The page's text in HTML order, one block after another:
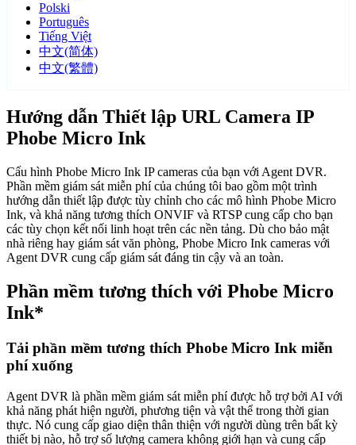
Polski
Português
Tiếng Việt
中文(简体)
中文(繁體)
Hướng dẫn Thiết lập URL Camera IP
Phobe Micro Ink
Cấu hình Phobe Micro Ink IP cameras của bạn với Agent DVR.
Phần mềm giám sát miễn phí của chúng tôi bao gồm một trình
hướng dẫn thiết lập được tùy chỉnh cho các mô hình Phobe Micro
Ink, và khả năng tương thích ONVIF và RTSP cung cấp cho bạn
các tùy chọn kết nối linh hoạt trên các nền tảng. Dù cho bảo mật
nhà riêng hay giám sát văn phòng, Phobe Micro Ink cameras với
Agent DVR cung cấp giám sát đáng tin cậy và an toàn.
Phần mềm tương thích với Phobe Micro
Ink*
Tải phần mềm tương thích Phobe Micro Ink miễn
phí xuống
Agent DVR là phần mềm giám sát miễn phí được hỗ trợ bởi AI với
khả năng phát hiện người, phương tiện và vật thể trong thời gian
thực. Nó cung cấp giao diện thân thiện với người dùng trên bất kỳ
thiết bị nào, hỗ trợ số lượng camera không giới hạn và cung cấp